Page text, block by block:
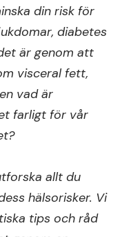
din risk för
diabetes
är genom att
visceral fett,
vad är
farligt för vår
allt du
hälsorisker. Vi
tips och råd